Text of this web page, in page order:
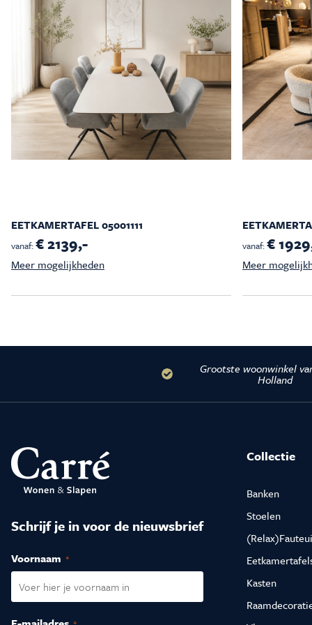
EETKAMERTAFEL 05001111
vanaf:€ 2139,-
Meer mogelijkheden
vanaf:€
Meer
Grootste woonwinkel
Holland
Schrijf je in voor de nieuwsbrief
Voornaam (Vereist)
Collectie
Banken
Stoelen
Kasten